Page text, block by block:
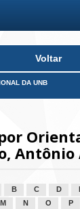
Voltar
DA UNB
B C D
M N O P